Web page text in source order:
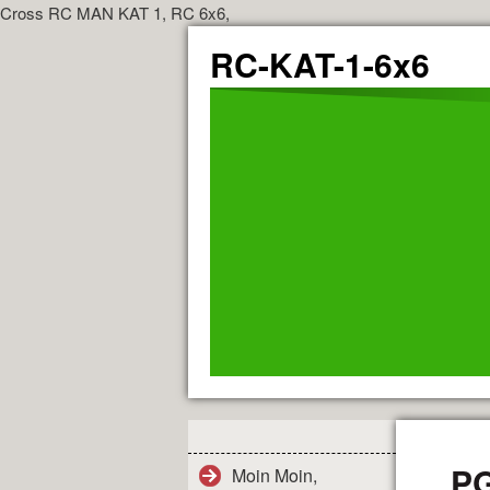
Cross RC MAN KAT 1, RC 6x6,
RC-KAT-1-6x6
Moin Moin,